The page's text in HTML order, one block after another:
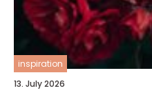
inspiration
13. July 2026